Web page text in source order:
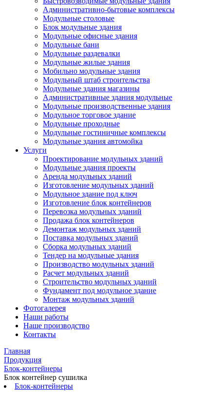
Административно-бытовые комплексы
Модульные столовые
Блок модульные здания
Модульные офисные здания
Модульные бани
Модульные раздевалки
Модульные жилые здания
Мобильно модульные здания
Модульный штаб строительства
Модульные здания магазины
Административные здания модульные
Модульные производственные здания
Модульное торговое здание
Модульные проходные
Модульные гостиничные комплексы
Модульные здания автомойка
Услуги
Проектирование модульных зданий
Модульные здания проекты
Аренда модульных зданий
Изготовление модульных зданий
Модульное здание под ключ
Изготовление блок контейнеров
Перевозка модульных зданий
Продажа блок контейнеров
Демонтаж модульных зданий
Поставка модульных зданий
Сборка модульных зданий
Тендер на модульные здания
Производство модульных зданий
Расчет модульных зданий
Строительство модульных зданий
Фундамент под модульное здание
Монтаж модульных зданий
Фотогалерея
Наши работы
Наше производство
Контакты
Главная
Продукция
Блок-контейнеры
Блок контейнер сушилка
Блок-контейнеры